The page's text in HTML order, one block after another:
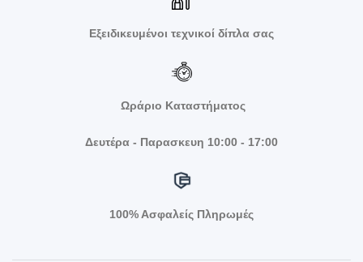
Εξειδικευμένοι τεχνικοί δίπλα σας
Ωράριο Καταστήματος
Δευτέρα - Παρασκευη 10:00 - 17:00
100% Ασφαλείς Πληρωμές